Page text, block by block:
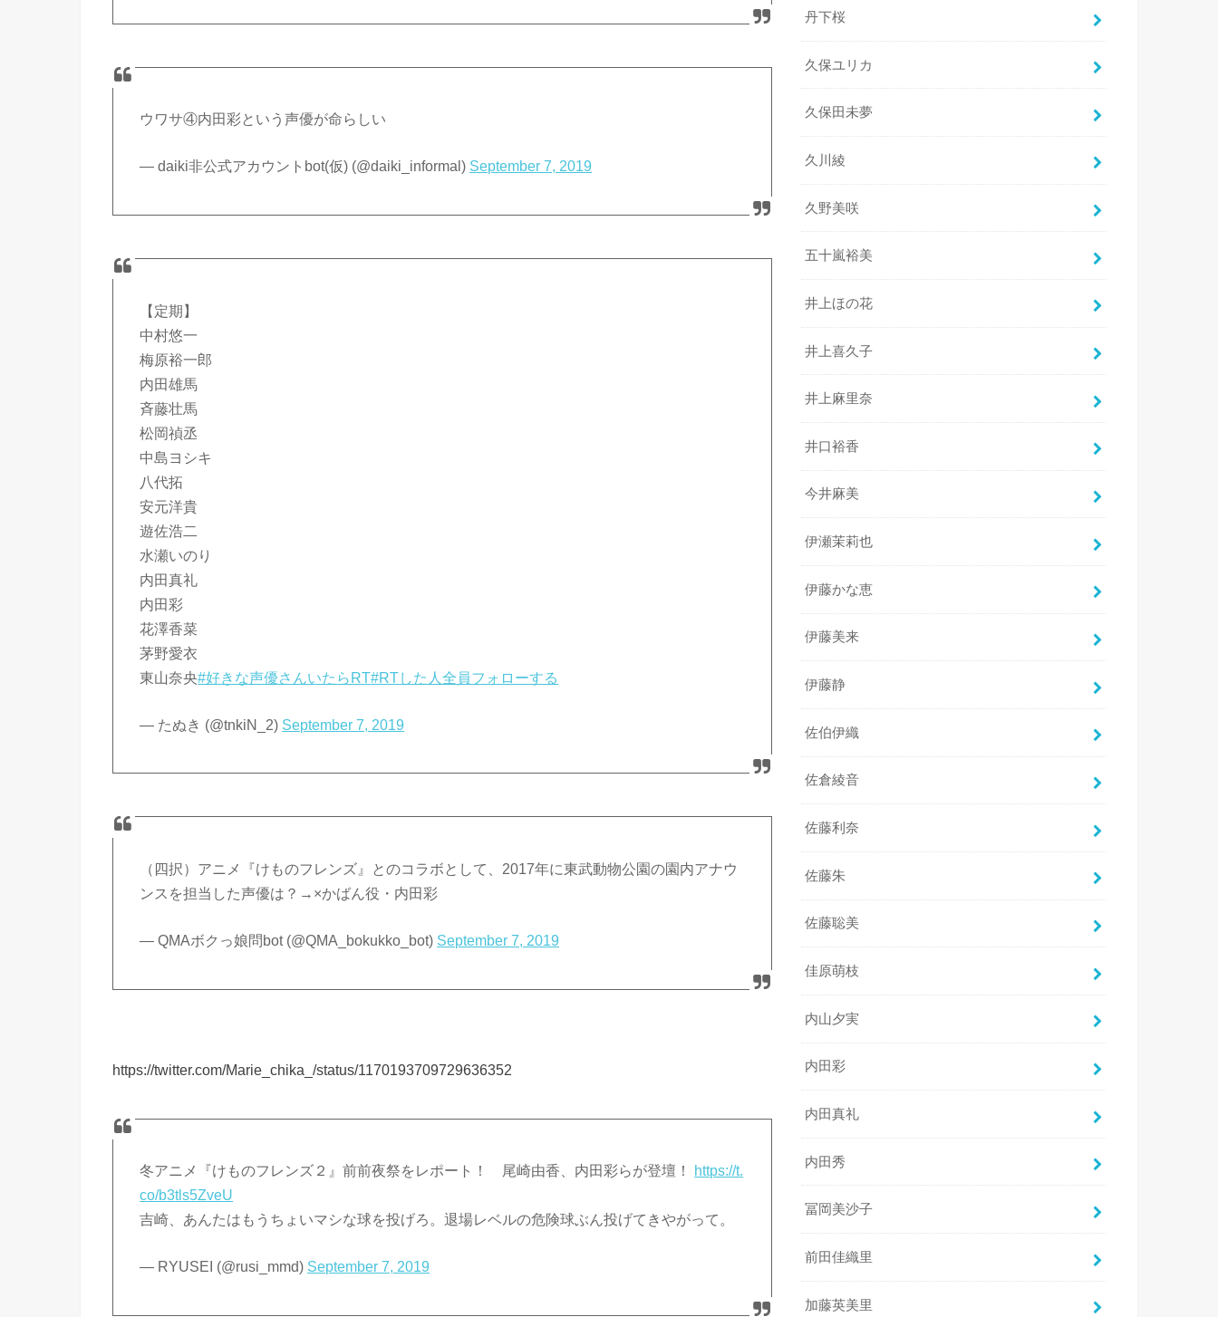
ウワサ④内田彩という声優が命らしい
— daiki非公式アカウントbot(仮) (@daiki_informal) September 7, 2019
【定期】
中村悠一
梅原裕一郎
内田雄馬
斉藤壮馬
松岡禎丞
中島ヨシキ
八代拓
安元洋貴
遊佐浩二
水瀬いのり
内田真礼
内田彩
花澤香菜
茅野愛衣
東山奈央#好きな声優さんいたらRT#RTした人全員フォローする
— たぬき (@tnkiN_2) September 7, 2019
（四択）アニメ『けものフレンズ』とのコラボとして、2017年に東武動物公園の園内アナウ
ンスを担当した声優は？→×かばん役・内田彩
— QMAボクっ娘問bot (@QMA_bokukko_bot) September 7, 2019
https://twitter.com/Marie_chika_/status/1170193709729636352
冬アニメ『けものフレンズ２』前前夜祭をレポート！ 尾崎由香、内田彩らが登壇！
https://t.
co/b3tls5ZveU
吉崎、あんたはもうちょいマシな球を投げろ。退場レベルの危険球ぶん投げてきやがって。
— RYUSEI (@rusi_mmd) September 7, 2019
丹下桜
久保ユリカ
久保田未夢
久川綾
久野美咲
五十嵐裕美
井上ほの花
井上喜久子
井上麻里奈
井口裕香
今井麻美
伊瀬茉莉也
伊藤かな恵
伊藤美来
伊藤静
佐伯伊織
佐倉綾音
佐藤利奈
佐藤朱
佐藤聡美
佳原萌枝
内山夕実
内田彩
内田真礼
内田秀
冨岡美沙子
前田佳織里
加藤英美里